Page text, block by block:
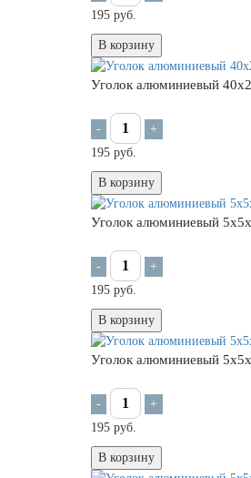
195 руб.
В корзину
Уголок алюминиевый
-
+
195 руб.
В корзину
Уголок алюминиевый
-
+
195 руб.
В корзину
Уголок алюминиевый
-
+
195 руб.
В корзину